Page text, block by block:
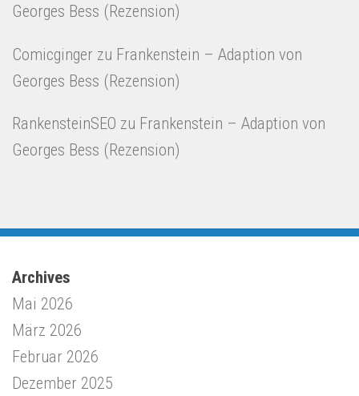
Georges Bess (Rezension)
Comicginger zu Frankenstein – Adaption von
Georges Bess (Rezension)
RankensteinSEO zu Frankenstein – Adaption von
Georges Bess (Rezension)
Archives
Mai 2026
März 2026
Februar 2026
Dezember 2025